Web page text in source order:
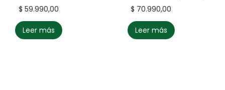
$ 59.990,00
Leer más
$ 70.990,00
Leer más